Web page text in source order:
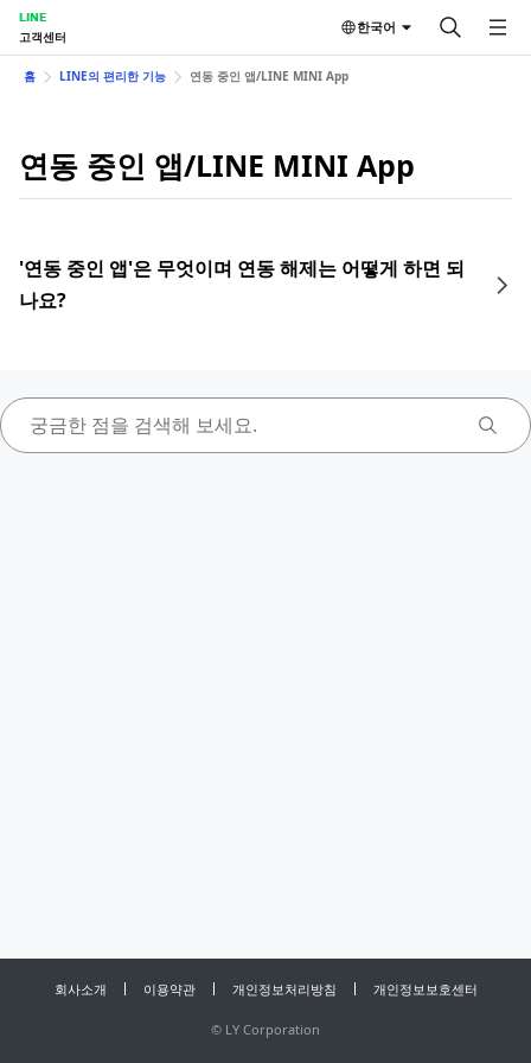
LINE
고객센터
한국어
홈 LINE의 편리한 기능 연동 중인 앱/LINE MINI App
연동 중인 앱/LINE MINI App
'연동 중인 앱'은 무엇이며 연동 해제는 어떻게 하면 되
나요?
회사소개 이용약관 개인정보처리방침 개인정보보호센터
© LY Corporation